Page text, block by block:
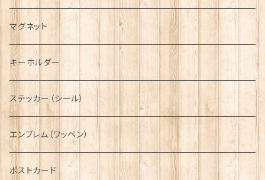
キャスケット
ディアストーカー
ニット帽
タータン【Bronte by Moon】
タータン【Glencroft】
ボタンラップマフラー【Aran Traditions】
サッシュ
スカーフ
ファッションマスク
チャーム
その他のアクセサリー
ラブスプーン【SION LLEWELLYN】
ラブスプーン【PAUL CURTIS】
ファブリック
ペーパーナプキン
ティーコジー
その他テーブルウェア
ジェネラルデザイン
乗り物
動物＆植物
国旗＆紋章
音楽＆楽器
ミリタリー
NAVY
AIRFORCE
ARMY
ピューター
マグネット
キーホルダー
ステッカー（シール）
エンブレム（ワッペン）
ポストカード